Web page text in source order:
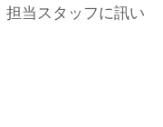
担当スタッフに訊い